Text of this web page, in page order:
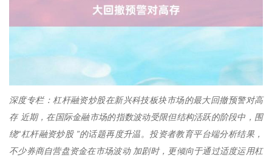
深度专栏：杠杆融资炒股在新兴科技板块市场的最大回撤预警对高
存 近期，在国际金融市场的指数波动受限但结构活跃的阶段中，围
绕“杠杆融资炒股 ”的话题再度升温。投资者教育平台端分析结果，
不少券商自营盘资金在市场波动 加剧时，更倾向于通过适度运用杠